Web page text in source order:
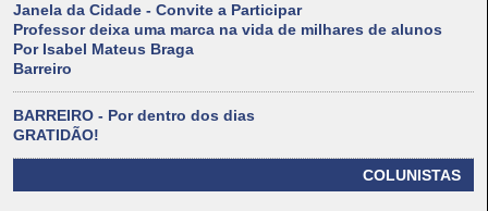
Janela da Cidade - Convite a Participar
Professor deixa uma marca na vida de milhares de alunos
Por Isabel Mateus Braga
Barreiro
BARREIRO - Por dentro dos dias
GRATIDÃO!
COLUNISTAS